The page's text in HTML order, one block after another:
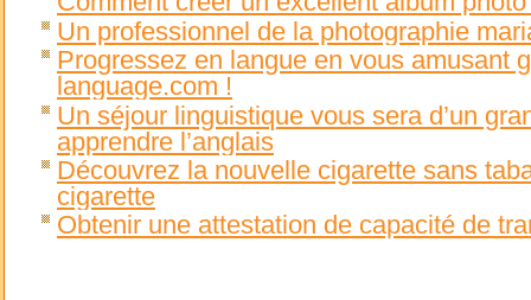
Un professionnel de la photographie
Progressez en langue en vous amusant
language.com !
Un séjour linguistique vous sera d’un
apprendre l’anglais
Découvrez la nouvelle cigarette sans
cigarette
Obtenir une attestation de capacité de